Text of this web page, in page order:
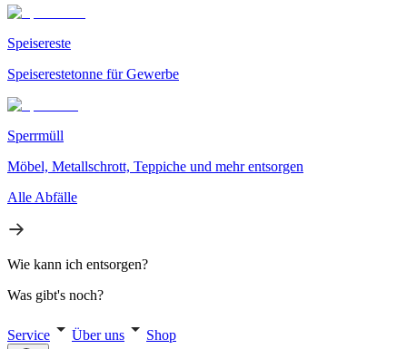
Speisereste
Speiserestetonne für Gewerbe
Sperrmüll
Möbel, Metallschrott, Teppiche und mehr entsorgen
Alle Abfälle
Wie kann ich entsorgen?
Was gibt's noch?
Service Über uns Shop